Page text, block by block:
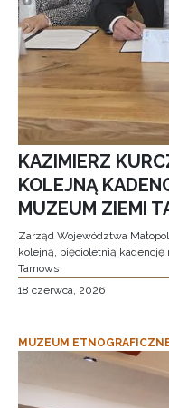
KAZIMIERZ
KOLEJNĄ
MUZEUM ZIEMI
Zarząd Województwa
kolejną, pięcioletnią
Tarnows
18 czerwca, 2026
MUZEUM